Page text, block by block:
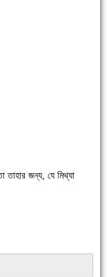
তাহার জন্য, যে মিথ্যা